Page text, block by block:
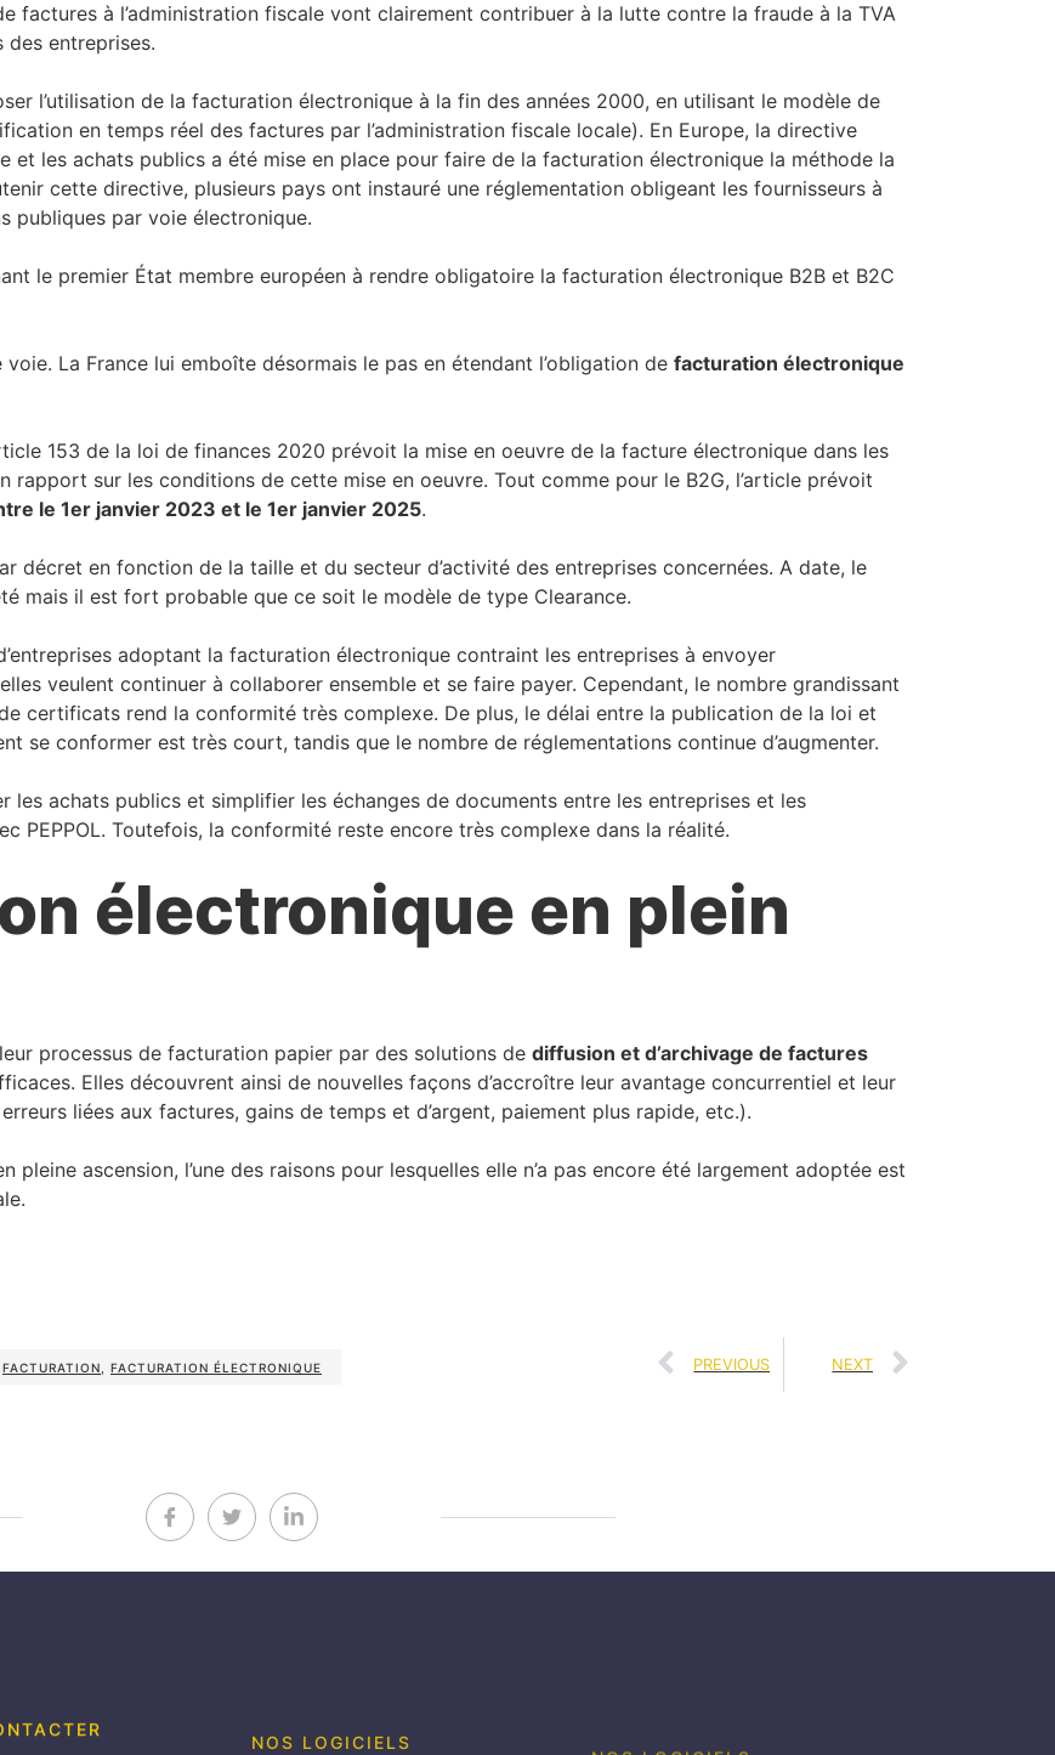
factures à l’administration fiscale vont clairement contribuer à la lutte contre la fraude à la TVA
entreprises.
l’utilisation de la facturation électronique à la fin des années 2000, en utilisant le modèle de
en temps réel des factures par l’administration fiscale locale). En Europe, la directive
et les achats publics a été mise en place pour faire de la facturation électronique la méthode la
cette directive, plusieurs pays ont instauré une réglementation obligeant les fournisseurs à
publiques par voie électronique.
le premier État membre européen à rendre obligatoire la facturation électronique B2B et B2C
La France lui emboîte désormais le pas en étendant l’obligation de facturation électronique
153 de la loi de finances 2020 prévoit la mise en oeuvre de la facture électronique dans les
rapport sur les conditions de cette mise en oeuvre. Tout comme pour le B2G, l’article prévoit
le 1er janvier 2023 et le 1er janvier 2025.
décret en fonction de la taille et du secteur d’activité des entreprises concernées. A date, le
mais il est fort probable que ce soit le modèle de type Clearance.
adoptant la facturation électronique contraint les entreprises à envoyer
veulent continuer à collaborer ensemble et se faire payer. Cependant, le nombre grandissant
certificats rend la conformité très complexe. De plus, le délai entre la publication de la loi et
se conformer est très court, tandis que le nombre de réglementations continue d’augmenter.
achats publics et simplifier les échanges de documents entre les entreprises et les
PEPPOL. Toutefois, la conformité reste encore très complexe dans la réalité.
électronique en plein
processus de facturation papier par des solutions de diffusion et d’archivage de factures
Elles découvrent ainsi de nouvelles façons d’accroître leur avantage concurrentiel et leur
liées aux factures, gains de temps et d’argent, paiement plus rapide, etc.).
ascension, l’une des raisons pour lesquelles elle n’a pas encore été largement adoptée est
FACTURATION FACTURATION ÉLECTRONIQUE PREVIOUS NEXT